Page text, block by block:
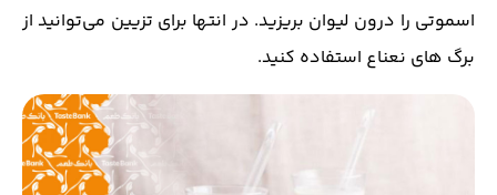
اسموتی را درون لیوان بریزید. در انتها برای تزیین می‌توانید از
برگ های نعناع استفاده کنید.